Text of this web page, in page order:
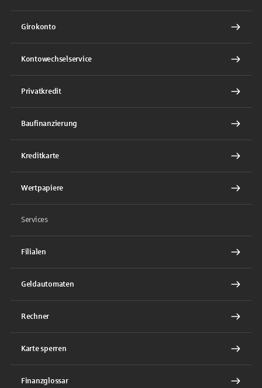
Girokonto
Kontowechselservice
Privatkredit
Baufinanzierung
Kreditkarte
Wertpapiere
Services
Filialen
Geldautomaten
Rechner
Karte sperren
Finanzglossar